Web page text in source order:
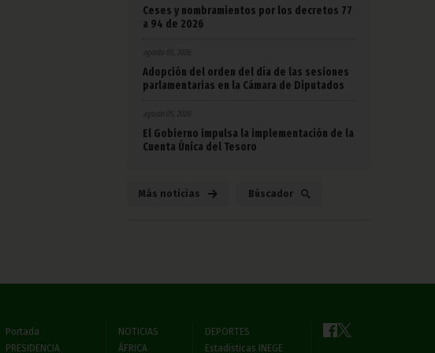
Ceses y nombramientos por los decretos 77
a 94 de 2026
agosto 05, 2026
Adopción del orden del día de las sesiones
parlamentarias en la Cámara de Diputados
agosto 05, 2026
El Gobierno impulsa la implementación de la
Cuenta Única del Tesoro
Más noticias Búscador
Portada
PRESIDENCIA
NOTICIAS
ÁFRICA
DEPORTES
Estadísticas INEGE